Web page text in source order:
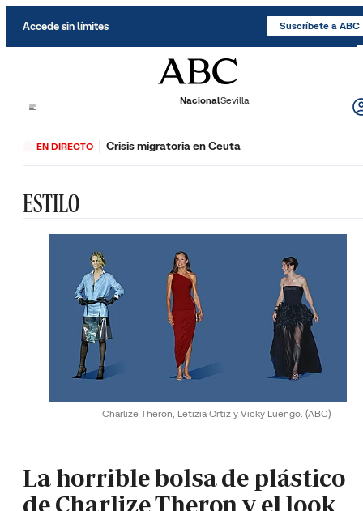
Accede sin límites Suscríbete a ABC
NacionalSevilla
EN DIRECTO Crisis migratoria en Ceuta
ESTILO
Charlize Theron, Letizia Ortiz y Vicky Luengo. (ABC)
La horrible bolsa de plástico